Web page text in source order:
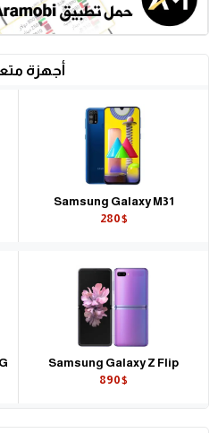
أجهزة
Samsung Galaxy M31
280$
Samsung Galaxy Z Flip
890$